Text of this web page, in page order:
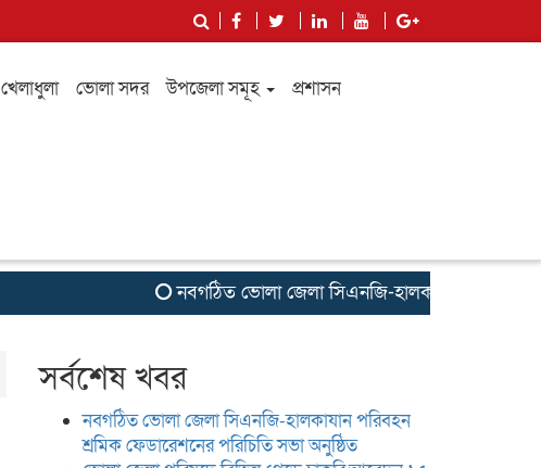
খেলাধুলা ভোলা সদর উপজেলা সমূহ
প্রশাসন
নবগঠিত ভোলা জেলা সিএনজি-হালকাযান পরিবহন শ্রমিক
সর্বশেষ খবর
নবগঠিত ভোলা জেলা সিএনজি-হালকাযান পরিবহন
শ্রমিক ফেডারেশনের পরিচিতি সভা অনুষ্ঠিত